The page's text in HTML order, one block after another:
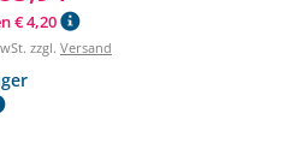
€ 4,20
zzgl. Versand